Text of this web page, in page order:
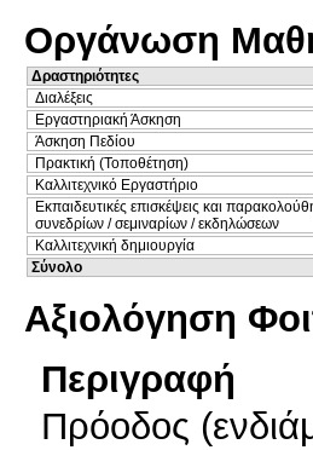
Οργάνωση
Δραστηριότητες
Διαλέξεις
Εργαστηριακή Άσκηση
Άσκηση Πεδίου
Πρακτική (Τοποθέτηση)
Καλλιτεχνικό Εργαστήριο
Εκπαιδευτικές επισκέψεις και
συνεδρίων / σεμιναρίων / εκδηλώσεων
Καλλιτεχνική δημιουργία
Σύνολο
Αξιολόγηση
Περιγραφή
Πρόοδος